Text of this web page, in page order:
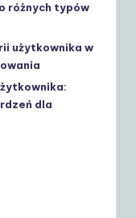
różnych typów
użytkownika w
dla